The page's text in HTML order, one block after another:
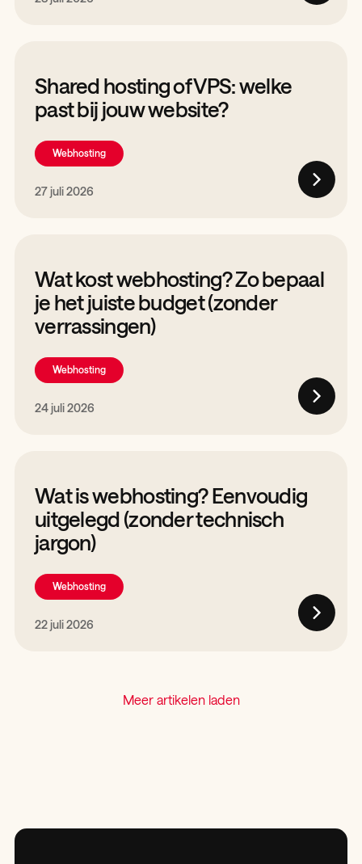
Shared hosting of VPS: welke
past bij jouw website?
Webhosting
27 juli 2026
Wat kost webhosting? Zo bepaal
je het juiste budget (zonder
verrassingen)
Webhosting
24 juli 2026
Wat is webhosting? Eenvoudig
uitgelegd (zonder technisch
jargon)
Webhosting
22 juli 2026
Meer artikelen laden